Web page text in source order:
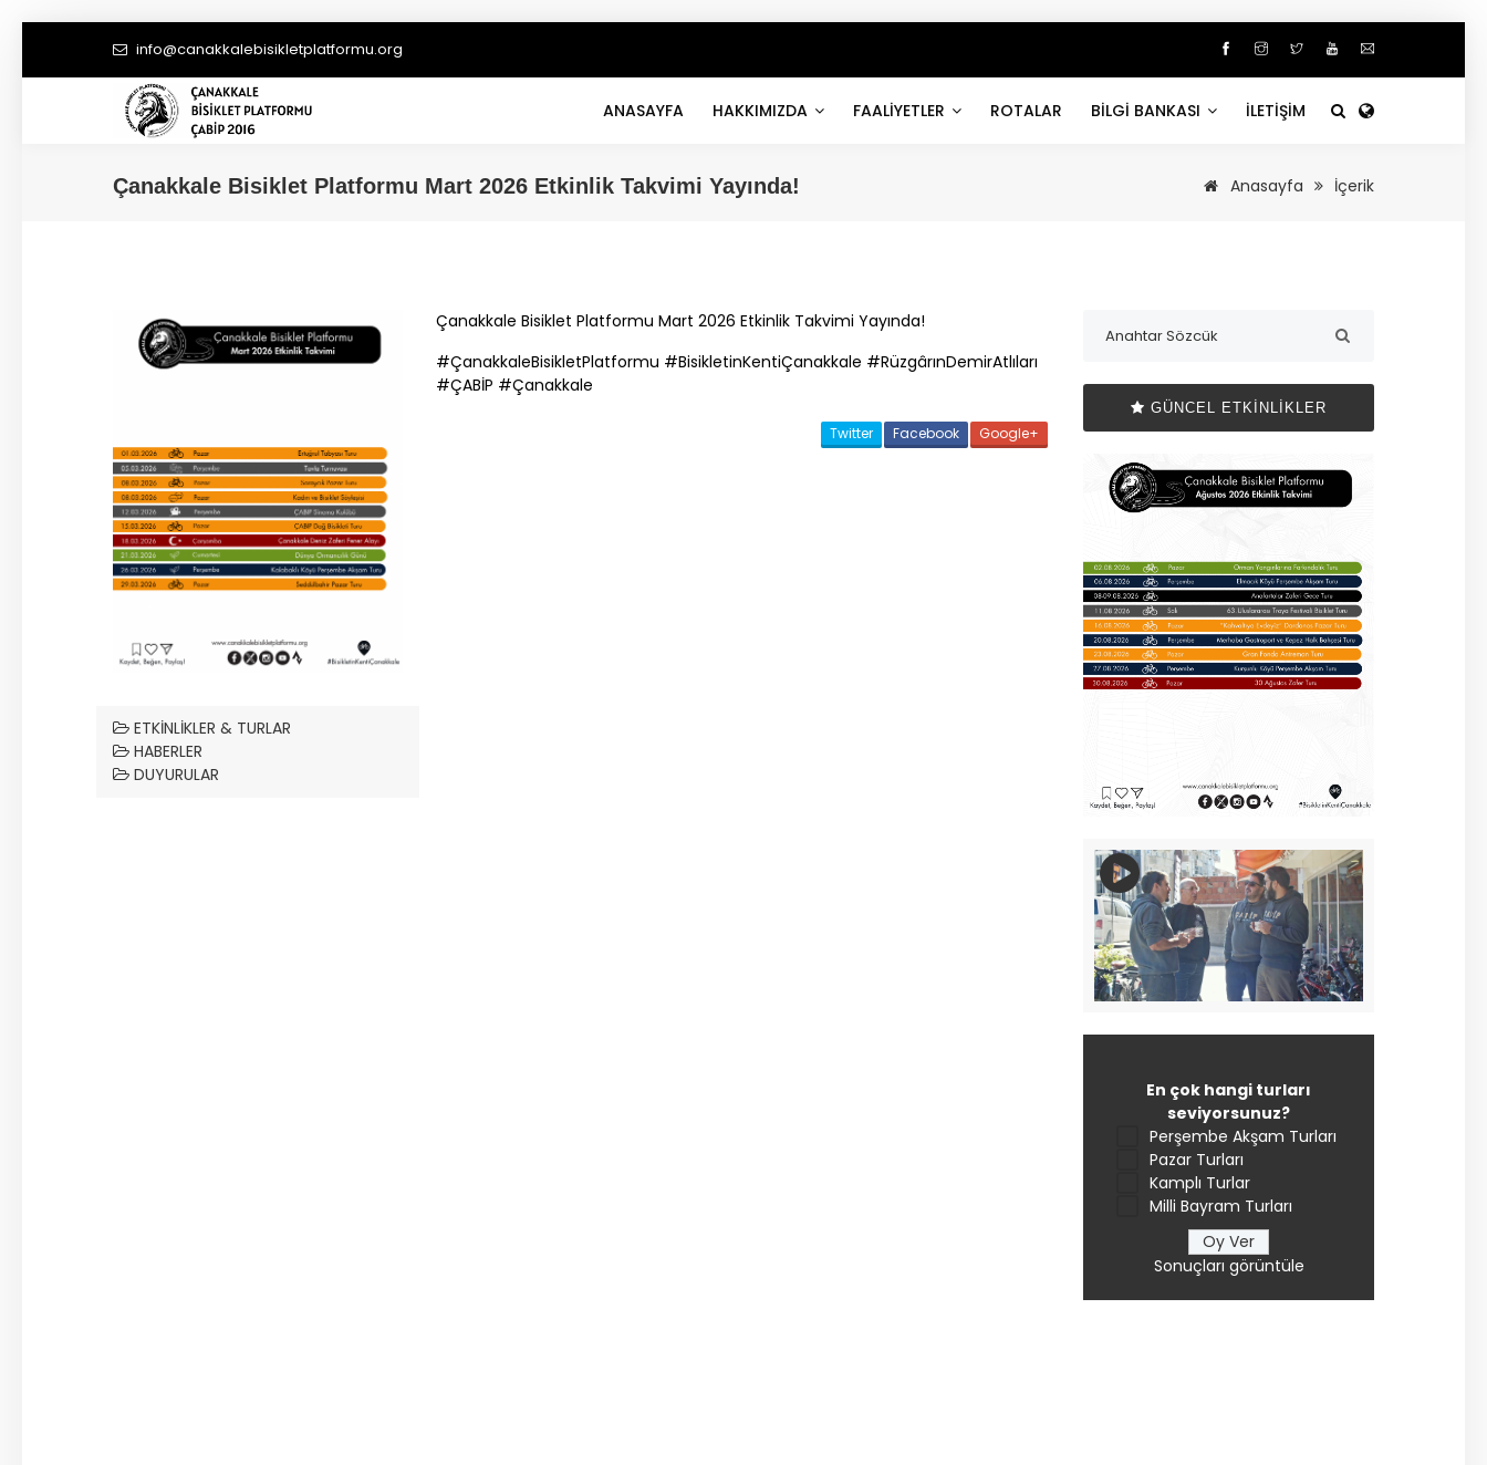
info@canakkalebisikletplatformu.org
ANASAYFA HAKKIMIZDA FAALİYETLER ROTALAR BİLGİ BANKASI İLETİŞİM
ÇanakkaleBisiklet Platformu Mart 2026 Etkinlik Takvimi Yayında! Anasayfa İçerik
ETKINLIKLER & TURLAR
HABERLER
DUYURULAR
Çanakkale Bisiklet Platformu Mart 2026 Etkinlik Takvimi Yayında!
#ÇanakkaleBisikletPlatformu #BisikletinKentiÇanakkale #RüzgârınDemirAtlıları
#ÇABİP #Çanakkale
Twitter Facebook Google+
GÜNCEL ETKINLIKLER
En çok hangi turları
seviyorsunuz?
Perşembe Akşam Turları
Pazar Turları
Kamplı Turlar
Milli Bayram Turları
Sonuçları görüntüle